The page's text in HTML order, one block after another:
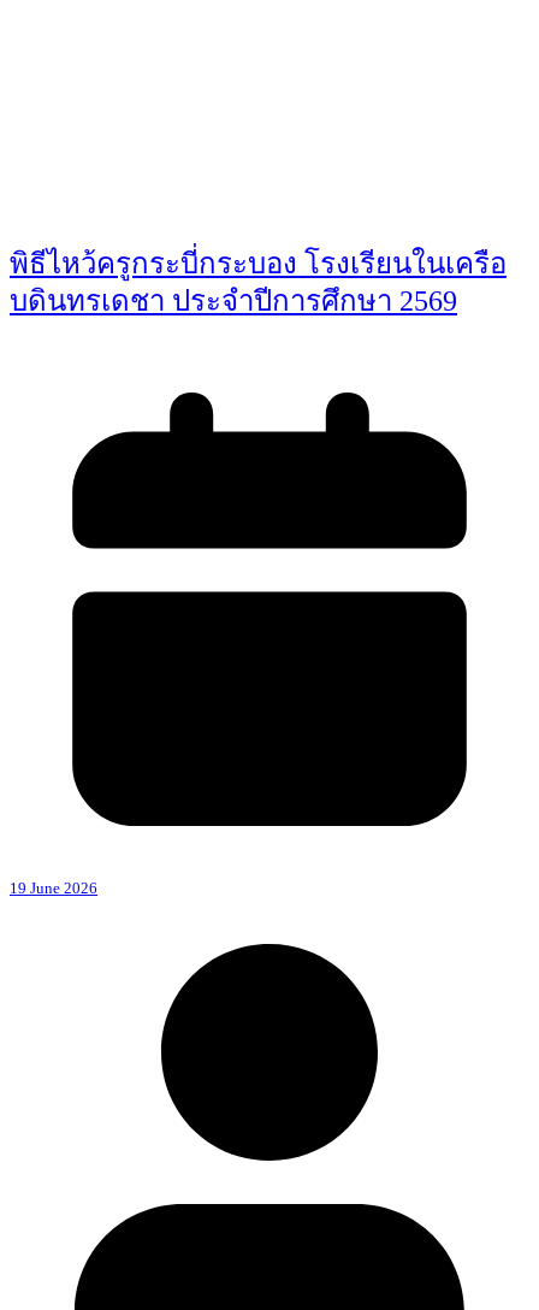
พิธีไหว้ครูกระบี่กระบอง โรงเรียนในเครือ
บดินทรเดชา ประจำปีการศึกษา 2569
19 June 2026